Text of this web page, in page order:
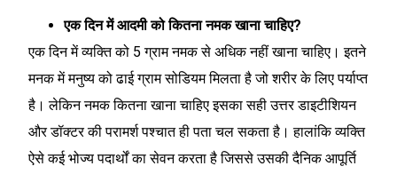
एक दिन में आदमी को कितना नमक खाना चाहिए?
एक दिन में व्यक्ति को 5 ग्राम नमक से अधिक नहीं खाना चाहिए। इतने
मनक में मनुष्य को ढाई ग्राम सोडियम मिलता है जो शरीर के लिए पर्याप्त
है। लेकिन नमक कितना खाना चाहिए इसका सही उत्तर डाइटीशियन
और डॉक्टर की परामर्श पश्चात ही पता चल सकता है। हालांकि व्यक्ति
ऐसे कई भोज्य पदार्थों का सेवन करता है जिससे उसकी दैनिक आपूर्ति